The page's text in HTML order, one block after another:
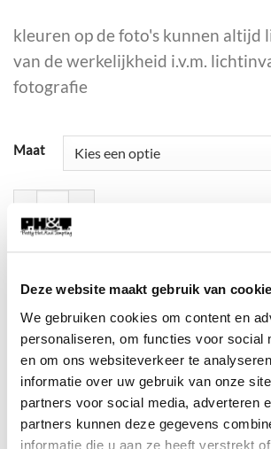
Deze website maakt gebruik van
We gebruiken cookies om content en
personaliseren, om functies voor social
en om ons websiteverkeer te
informatie over uw gebruik van onze
partners voor social media, adverteren
partners kunnen deze gegevens
informatie die u aan ze heeft verstrekt
kleuren op de foto's kunnen altijd
van de werkelijkheid i.v.m.
fotografie
Maat
Gilet Grace met Glinsters, Zwart. aantal
TOEVOEGEN AAN
Artikelnummer: FA-1345
Categorieën:Fashion, Jassen,Pakken,Tops
Tags:
boho basic gilet gilet glitter gilet